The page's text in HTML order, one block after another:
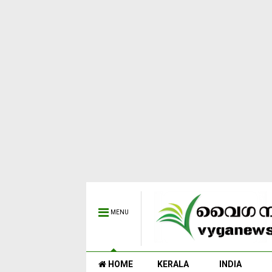
MENU
HOME KERALA INDIA